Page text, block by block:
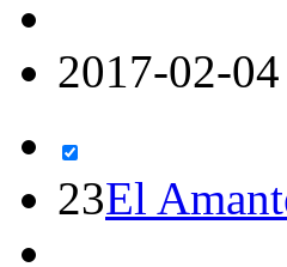
2017-02-04
23El